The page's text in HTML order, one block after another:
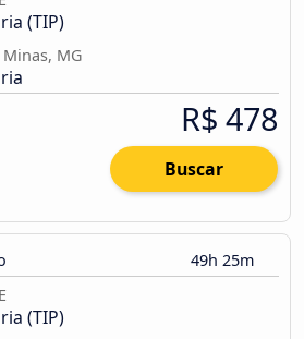
(TIP)
MG
R$ 478
Buscar
49h 25m
(TIP)